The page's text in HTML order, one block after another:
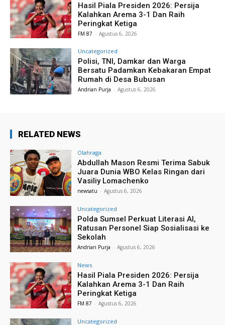
Hasil Piala Presiden 2026: Persija
Kalahkan Arema 3-1 Dan Raih
Peringkat Ketiga
FM 87 - Agustus 6, 2026
Uncategorized
Polisi, TNI, Damkar dan Warga
Bersatu Padamkan Kebakaran Empat
Rumah di Desa Bubusan
Andrian Purja - Agustus 6, 2026
RELATED NEWS
Olahraga
Abdullah Mason Resmi Terima Sabuk
Juara Dunia WBO Kelas Ringan dari
Vasiliy Lomachenko
newsatu - Agustus 6, 2026
Uncategorized
Polda Sumsel Perkuat Literasi AI,
Ratusan Personel Siap Sosialisasi ke
Sekolah
Andrian Purja - Agustus 6, 2026
News
Hasil Piala Presiden 2026: Persija
Kalahkan Arema 3-1 Dan Raih
Peringkat Ketiga
FM 87 - Agustus 6, 2026
Uncategorized